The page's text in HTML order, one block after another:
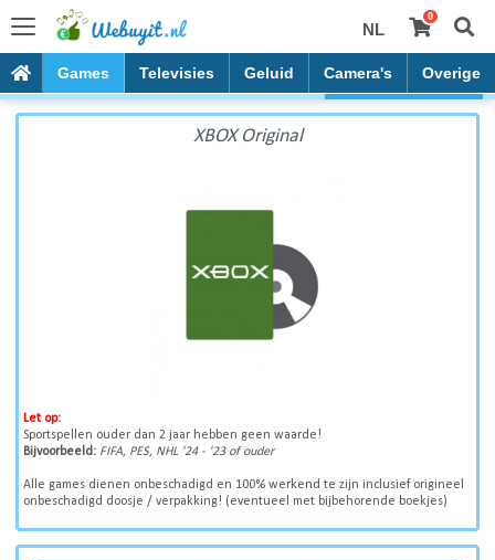
NL
0
Games Televisies Geluid Camera's Overige
XBOX Original
XBOX Original
Let op:
Sportspellen ouder dan 2 jaar hebben geen waarde!
Bijvoorbeeld: FIFA, PES, NHL '24 - '23 of ouder
Alle games dienen onbeschadigd en 100% werkend te zijn inclusief origineel
onbeschadigd doosje / verpakking! (eventueel met bijbehorende boekjes)